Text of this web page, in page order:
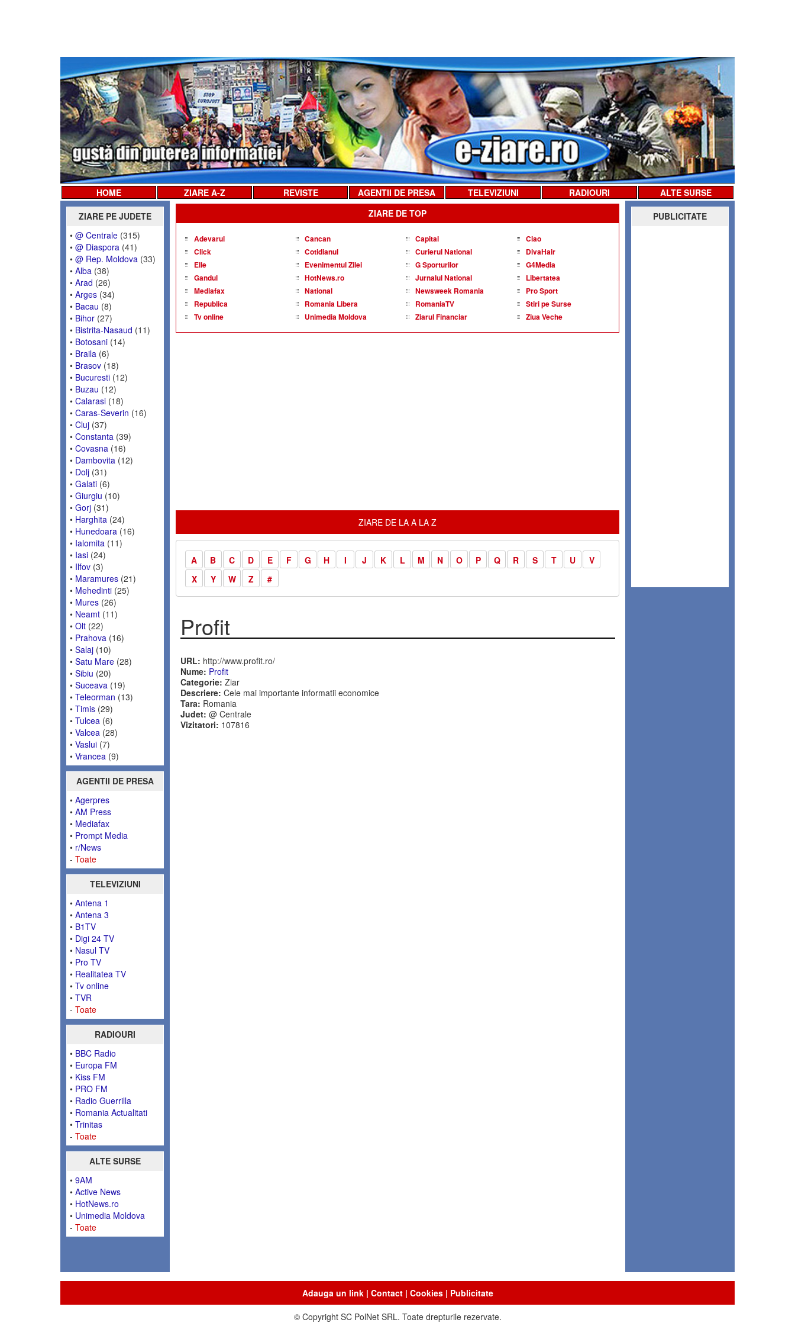
HOME ZIARE A-Z REVISTE AGENTII DE PRESA TELEVIZIUNI RADIOURI
ALTE SURSE
ZIARE PE JUDETE
• @ Centrale (315)
• @ Diaspora (41)
• @ Rep. Moldova (33)
• Alba (38)
• Arad (26)
• Arges (34)
• Bacau (8)
• Bihor (27)
• Bistrita-Nasaud (11)
• Botosani (14)
• Braila (6)
• Brasov (18)
• Bucuresti (12)
• Buzau (12)
• Calarasi (18)
• Caras-Severin (16)
• Cluj (37)
• Constanta (39)
• Covasna (16)
• Dambovita (12)
• Dolj (31)
• Galati (6)
• Giurgiu (10)
• Gorj (31)
• Harghita (24)
• Hunedoara (16)
• Ialomita (11)
• Iasi (24)
• Ilfov (3)
• Maramures (21)
• Mehedinti (25)
• Mures (26)
• Neamt (11)
• Olt (22)
• Prahova (16)
• Salaj (10)
• Satu Mare (28)
• Sibiu (20)
• Suceava (19)
• Teleorman (13)
• Timis (29)
• Tulcea (6)
• Valcea (28)
• Vaslui (7)
• Vrancea (9)
AGENTII DE PRESA
• Agerpres
• AM Press
• Mediafax
• Prompt Media
• r/News
- Toate
TELEVIZIUNI
• Antena 1
• Antena 3
• B1TV
• Digi 24 TV
• Nasul TV
• Pro TV
• Realitatea TV
• Tv online
• TVR
- Toate
RADIOURI
• BBC Radio
• Europa FM
• Kiss FM
• PRO FM
• Radio Guerrilla
• Romania Actualitati
• Trinitas
- Toate
ALTE SURSE
• 9AM
• Active News
• HotNews.ro
• Unimedia Moldova
- Toate
ZIARE DE TOP
Adevarul Cancan Capital
Ciao
Click
Cotidianul Curierul National
DivaHair
Elle
Evenimentul Zilei G Sporturilor
G4Media
Gandul
HotNews.ro Jurnalul National
Libertatea
Mediafax
National Newsweek Romania
Pro Sport
Republica
Romania Libera RomaniaTV
Stiri pe Surse
Tv online
Unimedia Moldova Ziarul Financiar Ziua Veche
ZIARE DE LA A LA Z
A B C D E F G H I J K L M N O P Q R S T U
V
X
Y W Z #
Profit
URL: http://www.profit.ro/
Nume: Profit
Categorie: Ziar
Descriere: Cele mai importante informatii economice
Tara: Romania
Judet: @ Centrale
Vizitatori: 107816
PUBLICITATE
Adauga un link| Contact| Cookies| Publicitate
© Copyright SC PolNet SRL. Toate drepturile rezervate.